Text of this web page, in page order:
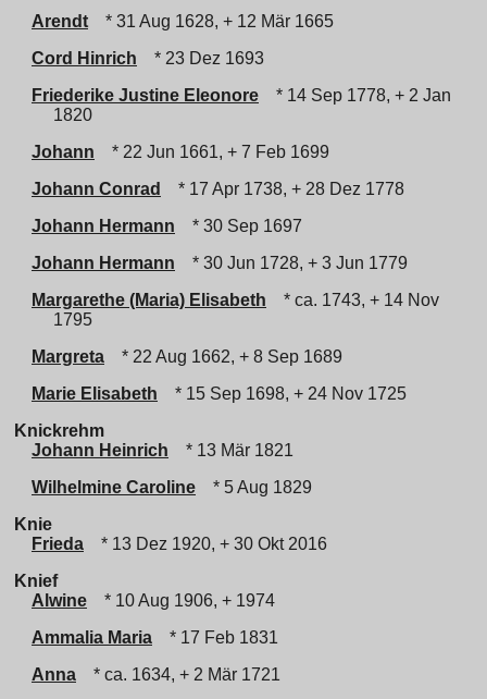
Arendt
* 31 Aug 1628, + 12 Mär 1665
Cord Hinrich
* 23 Dez 1693
Friederike Justine Eleonore
* 14 Sep 1778, + 2 Jan
1820
Johann
* 22 Jun 1661, + 7 Feb 1699
Johann Conrad
* 17 Apr 1738, + 28 Dez 1778
Johann Hermann
* 30 Sep 1697
Johann Hermann
* 30 Jun 1728, + 3 Jun 1779
Margarethe (Maria) Elisabeth
* ca. 1743, + 14 Nov
1795
Margreta
* 22 Aug 1662, + 8 Sep 1689
Marie Elisabeth
* 15 Sep 1698, + 24 Nov 1725
Knickrehm
Johann Heinrich
* 13 Mär 1821
Wilhelmine Caroline
* 5 Aug 1829
Knie
Frieda
* 13 Dez 1920, + 30 Okt 2016
Knief
Alwine
* 10 Aug 1906, + 1974
Ammalia Maria
* 17 Feb 1831
Anna
* ca. 1634, + 2 Mär 1721